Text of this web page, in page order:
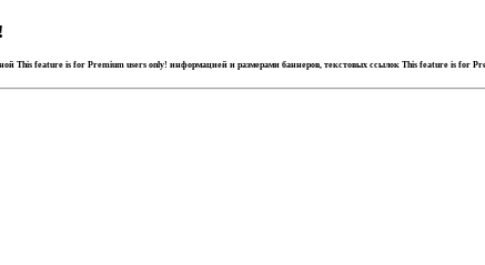
This feature is for Premium users only! информацией и размерами баннеров, текстовых ссылок This feature is for